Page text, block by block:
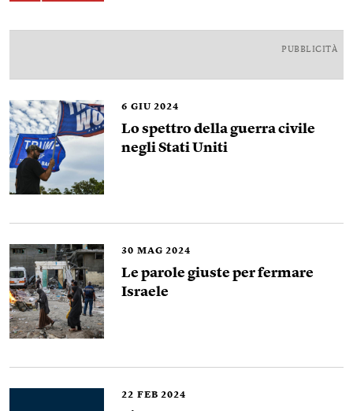
PUBBLICITÀ
6 GIU 2024
Lo spettro della guerra civile
negli Stati Uniti
30 MAG 2024
Le parole giuste per fermare
Israele
22 FEB 2024